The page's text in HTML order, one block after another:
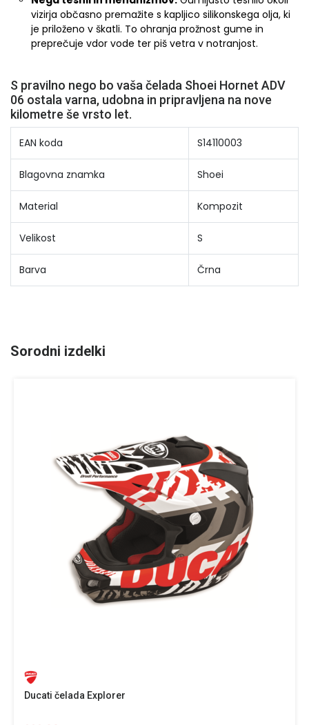
vizirja občasno premažite s kapljico silikonskega olja, ki
je priloženo v škatli. To ohranja prožnost gume in
preprečuje vdor vode ter piš vetra v notranjost.
S pravilno nego bo vaša čelada Shoei Hornet ADV
06 ostala varna, udobna in pripravljena na nove
kilometre še vrsto let.
EAN koda S14110003
Blagovna znamka Shoei
Material Kompozit
Velikost S
Barva Črna
Sorodni izdelki
Ducati čelada Explorer